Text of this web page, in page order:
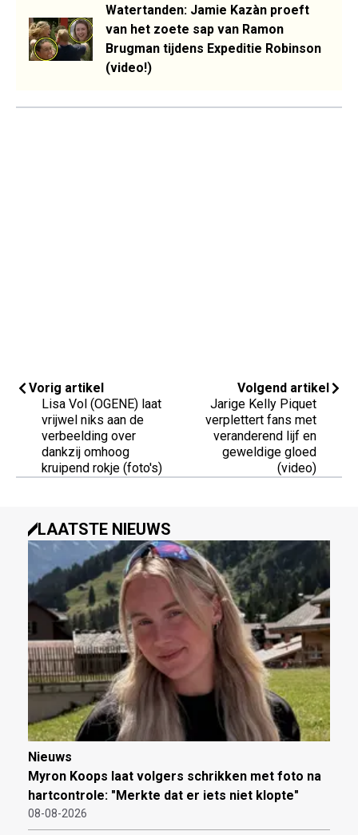
Watertanden: Jamie Kazàn proeft
van het zoete sap van Ramon
Brugman tijdens Expeditie Robinson
(video!)
Vorig artikel
Lisa Vol (OGENE) laat
vrijwel niks aan de
verbeelding over
dankzij omhoog
kruipend rokje (foto's)
Volgend artikel
Jarige Kelly Piquet
verplettert fans met
veranderend lijf en
geweldige gloed
(video)
LAATSTE NIEUWS
Nieuws
Myron Koops laat volgers schrikken met foto na
hartcontrole: "Merkte dat er iets niet klopte"
08-08-2026